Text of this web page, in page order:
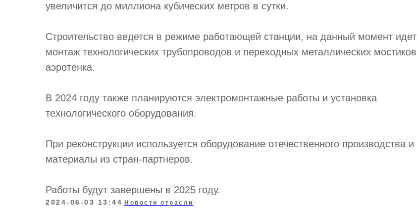
увеличится до миллиона кубических метров в сутки.
Строительство ведется в режиме работающей станции, на данный момент идет
монтаж технологических трубопроводов и переходных металлических мостиков
аэротенка.
В 2024 году также планируются электромонтажные работы и установка
технологического оборудования.
При реконструкции используется оборудование отечественного производства и
материалы из стран-партнеров.
Работы будут завершены в 2025 году.
2024-06-03 13:44 Новости отрасли